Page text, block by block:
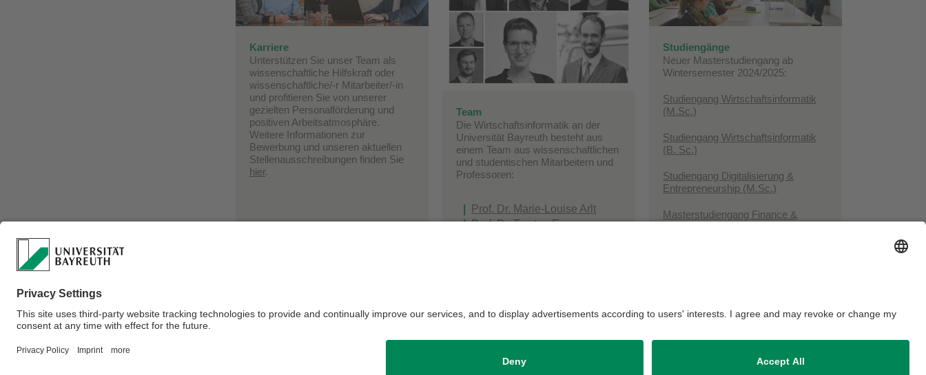
Karriere
Unterstützen Sie unser Team als
wissenschaftliche Hilfskraft oder
wissenschaftliche/-r Mitarbeiter/-in
und profitieren Sie von unserer
gezielten Personalförderung und
positiven Arbeitsatmosphäre.
Weitere Informationen zur
Bewerbung und unseren aktuellen
Stellenausschreibungen finden Sie
hier.
Team
Die Wirtschaftsinformatik an der
Universität Bayreuth besteht aus
einem Team aus wissenschaftlichen
und studentischen Mitarbeitern und
Professoren:
Prof. Dr. Marie-Louise Arlt
Prof. Dr. Torsten Eymann
Studiengänge
Neuer Masterstudiengang ab
Wintersemester 2024/2025:
Studiengang Wirtschaftsinformatik
(M.Sc.)
Studiengang Wirtschaftsinformatik
(B. Sc.)
Studiengang Digitalisierung &
Entrepreneurship (M.Sc.)
Masterstudiengang Finance &